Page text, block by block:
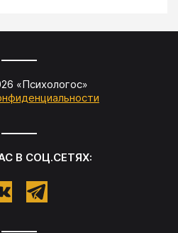
«Психологос»
В СОЦ.СЕТЯХ: